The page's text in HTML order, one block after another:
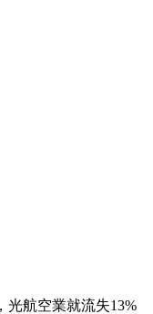
光航空業就流失13%